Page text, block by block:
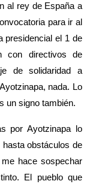
al rey de España a
para ir al
presidencial el 1 de
con directivos de
de solidaridad a
nada. Lo
un signo también.
por Ayotzinapa lo
obstáculos de
hace sospechar
El pueblo que